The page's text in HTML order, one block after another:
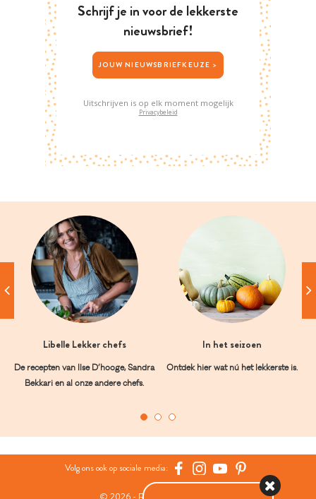
Schrijf je in voor de lekkerste
nieuwsbrief!
JOUW NIEUWSBRIEFKEUZE >
Uitschrijven is op elk moment mogelijk
Privacybeleid
Libelle Lekker chefs
De recepten van Ilse D’hooge, Sandra
Bekkari en al onze andere chefs.
In het seizoen
Ontdek hier wat nú het lekkerste is.
Volg ons ook op sociale media: